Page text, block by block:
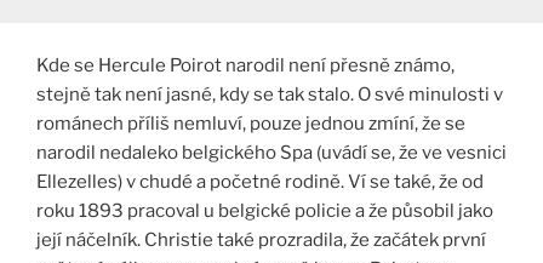
Kde se Hercule Poirot narodil není přesně známo,
stejně tak není jasné, kdy se tak stalo. O své minulosti v
románech příliš nemluví, pouze jednou zmíní, že se
narodil nedaleko belgického Spa (uvádí se, že ve vesnici
Ellezelles) v chudé a početné rodině. Ví se také, že od
roku 1893 pracoval u belgické policie a že působil jako
její náčelník. Christie také prozradila, že začátek první